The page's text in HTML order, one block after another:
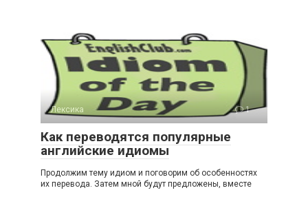
Лексика 1
Как переводятся популярные
английские идиомы
Продолжим тему идиом и поговорим об особенностях
их перевода. Затем мной будут предложены, вместе